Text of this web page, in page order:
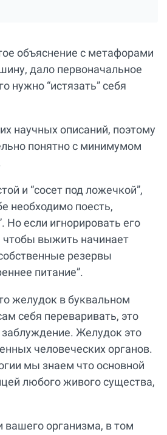
объяснение с метафорами
дало первоначальное
нужно “истязать” себя
научных описаний, поэтому
понятно с минимумом
и “сосет под ложечкой”,
необходимо поесть,
Но если игнорировать его
выжить начинает
резервы
питание”.
желудок в буквальном
себя переваривать, это
заблуждение. Желудок это
человеческих органов.
мы знаем что основной
любого живого существа,
вашего организма, в том